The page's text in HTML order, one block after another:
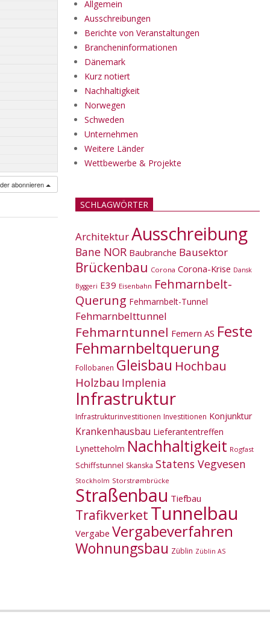
abonnieren
Allgemein
Ausschreibungen
Berichte von Veranstaltungen
Brancheninformationen
Dänemark
Kurz notiert
Nachhaltigkeit
Norwegen
Schweden
Unternehmen
Weitere Länder
Wettbewerbe & Projekte
SCHLAGWÖRTER
ArchitekturAusschreibung
Bane NOR Baubranche Bausektor
Brückenbau Corona Corona-Krise Dansk
Byggeri E39 Eisenbahn Fehmarnbelt-
Querung Fehmarnbelt-Tunnel
Fehmarnbelttunnel
Fehmarntunnel Femern AS Feste
Fehmarnbeltquerung
Follobanen Gleisbau Hochbau
Holzbau Implenia
Infrastruktur
Infrastrukturinvestitionen Investitionen Konjunktur
Krankenhausbau Lieferantentreffen
Lynetteholm Nachhaltigkeit Rogfast
Schiffstunnel Skanska Statens Vegvesen
Stockholm Storstrømbrücke
Straßenbau Tiefbau
Trafikverket Tunnelbau
Vergabe Vergabeverfahren
Wohnungsbau Züblin Züblin AS